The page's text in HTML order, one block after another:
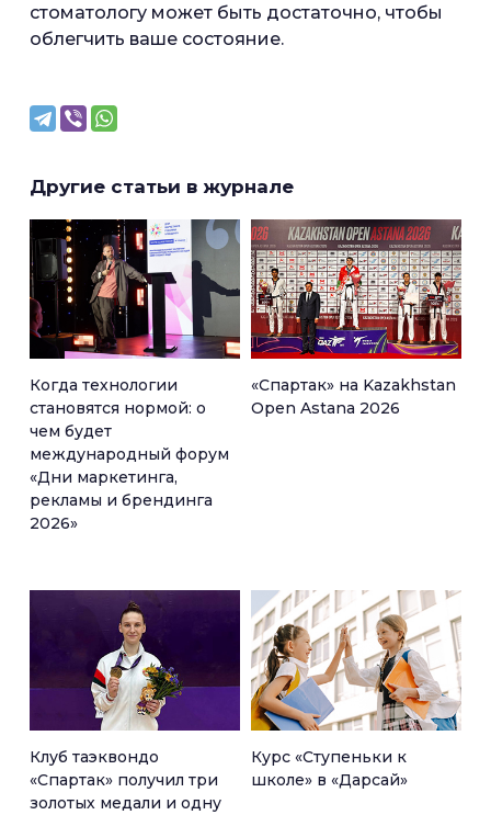
стоматологу может быть достаточно, чтобы
облегчить ваше состояние.
Другие статьи в журнале
Когда технологии
становятся нормой: о
чем будет
международный форум
«Дни маркетинга,
рекламы и брендинга
2026»
«Спартак» на Kazakhstan
Open Astana 2026
Клуб таэквондо
«Спартак» получил три
золотых медали и одну
Курс «Ступеньки к
школе» в «Дарсай»